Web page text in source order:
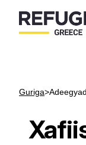
Guriga>